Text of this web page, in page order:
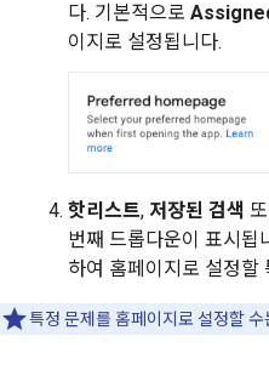
다. 기본적으로
이지로 설정됩니다.
핫리스트, 저장된 검색
번째 드롭다운이 표시됩
하여 홈페이지로 설정할
특정 문제를 홈페이지로 설정할 수